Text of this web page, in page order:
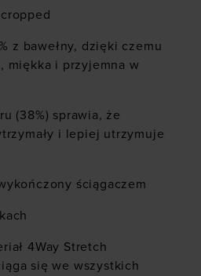
z bawełny, dzięki czemu
miękka i przyjemna w
(38%) sprawia, że
i lepiej utrzymuje
ściągaczem
4Way Stretch
się we wszystkich